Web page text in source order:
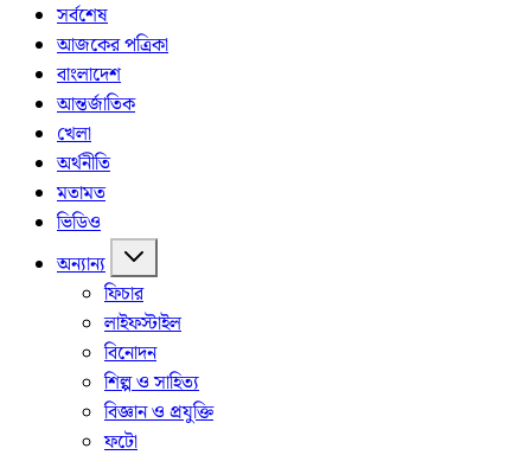
সর্বশেষ
আজকের পত্রিকা
বাংলাদেশ
আন্তর্জাতিক
খেলা
অর্থনীতি
মতামত
ভিডিও
অন্যান্য
ফিচার
লাইফস্টাইল
বিনোদন
শিল্প ও সাহিত্য
বিজ্ঞান ও প্রযুক্তি
ফটো